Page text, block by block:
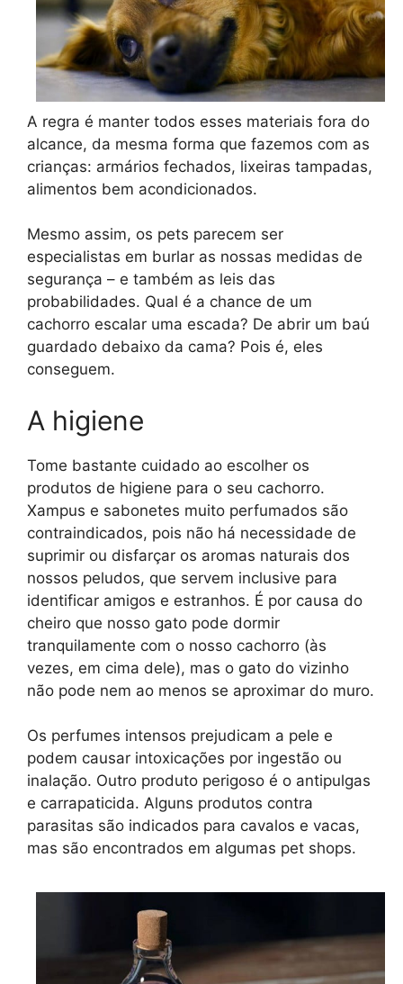
A regra é manter todos esses materiais fora do
alcance, da mesma forma que fazemos com as
crianças: armários fechados, lixeiras tampadas,
alimentos bem acondicionados.
Mesmo assim, os pets parecem ser
especialistas em burlar as nossas medidas de
segurança – e também as leis das
probabilidades. Qual é a chance de um
cachorro escalar uma escada? De abrir um baú
guardado debaixo da cama? Pois é, eles
conseguem.
A higiene
Tome bastante cuidado ao escolher os
produtos de higiene para o seu cachorro.
Xampus e sabonetes muito perfumados são
contraindicados, pois não há necessidade de
suprimir ou disfarçar os aromas naturais dos
nossos peludos, que servem inclusive para
identificar amigos e estranhos. É por causa do
cheiro que nosso gato pode dormir
tranquilamente com o nosso cachorro (às
vezes, em cima dele), mas o gato do vizinho
não pode nem ao menos se aproximar do muro.
Os perfumes intensos prejudicam a pele e
podem causar intoxicações por ingestão ou
inalação. Outro produto perigoso é o antipulgas
e carrapaticida. Alguns produtos contra
parasitas são indicados para cavalos e vacas,
mas são encontrados em algumas pet shops.